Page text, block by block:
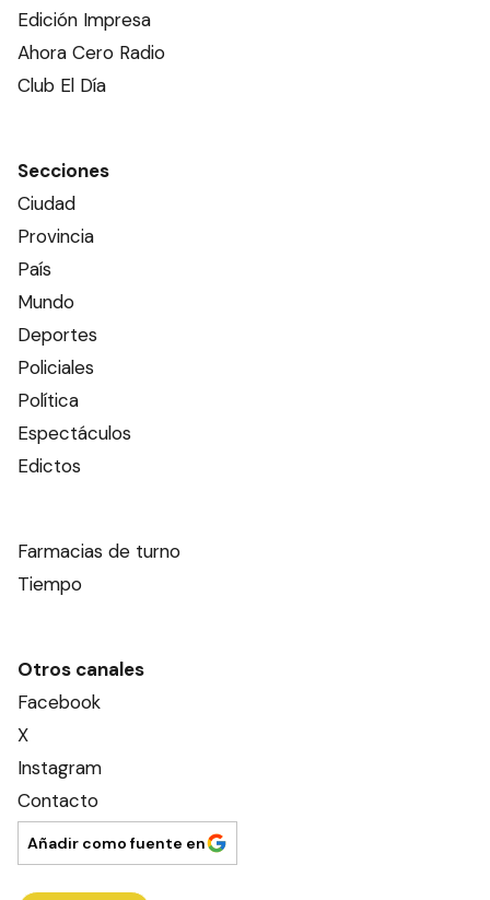
Edición Impresa
Ahora Cero Radio
Club El Día
Secciones
Ciudad
Provincia
País
Mundo
Deportes
Policiales
Política
Espectáculos
Edictos
Farmacias de turno
Tiempo
Otros canales
Facebook
X
Instagram
Contacto
Añadir como fuente en